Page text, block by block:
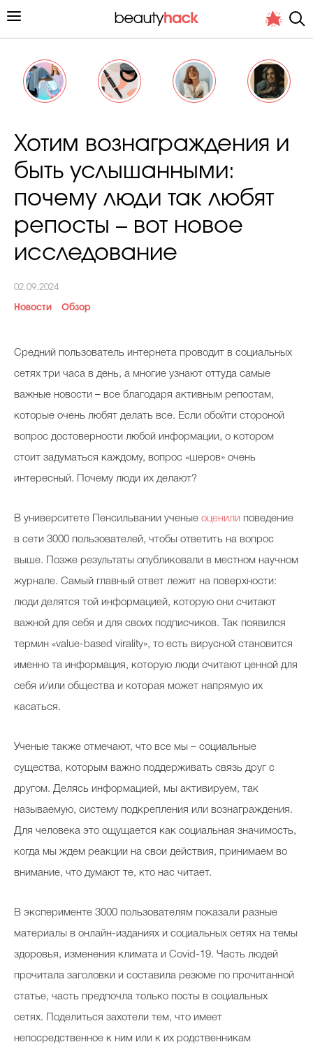
Вопрос эксперту
Папа может
Выбор визажистов
Выбор косметолога
Хит недели от визажиста
Celebrity дня
Фотоальбом
Тесты
Викторины
Хотим вознаграждения и
быть услышанными:
почему люди так любят
репосты – вот новое
исследование
02.09.2024
Новости Обзор
Средний пользователь интернета проводит в социальных
сетях три часа в день, а многие узнают оттуда самые
важные новости – все благодаря активным репостам,
которые очень любят делать все. Если обойти стороной
вопрос достоверности любой информации, о котором
стоит задуматься каждому, вопрос «шеров» очень
интересный. Почему люди их делают?
В университете Пенсильвании ученые оценили поведение
в сети 3000 пользователей, чтобы ответить на вопрос
выше. Позже результаты опубликовали в местном научном
журнале. Самый главный ответ лежит на поверхности:
люди делятся той информацией, которую они считают
важной для себя и для своих подписчиков. Так появился
термин «value-based virality», то есть вирусной становится
именно та информация, которую люди считают ценной для
себя и/или общества и которая может напрямую их
касаться.
Ученые также отмечают, что все мы – социальные
существа, которым важно поддерживать связь друг с
другом. Делясь информацией, мы активируем, так
называемую, систему подкрепления или вознаграждения.
Для человека это ощущается как социальная значимость,
когда мы ждем реакции на свои действия, принимаем во
внимание, что думают те, кто нас читает.
В эксперименте 3000 пользователям показали разные
материалы в онлайн-изданиях и социальных сетях на темы
здоровья, изменения климата и Covid-19. Часть людей
прочитала заголовки и составила резюме по прочитанной
статье, часть предпочла только посты в социальных
сетях. Поделиться захотели тем, что имеет
непосредственное к ним или к их родственникам